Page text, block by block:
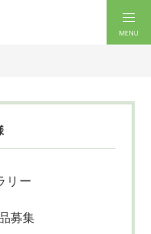
リー
募集